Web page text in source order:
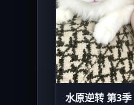
水原逆转 第3季